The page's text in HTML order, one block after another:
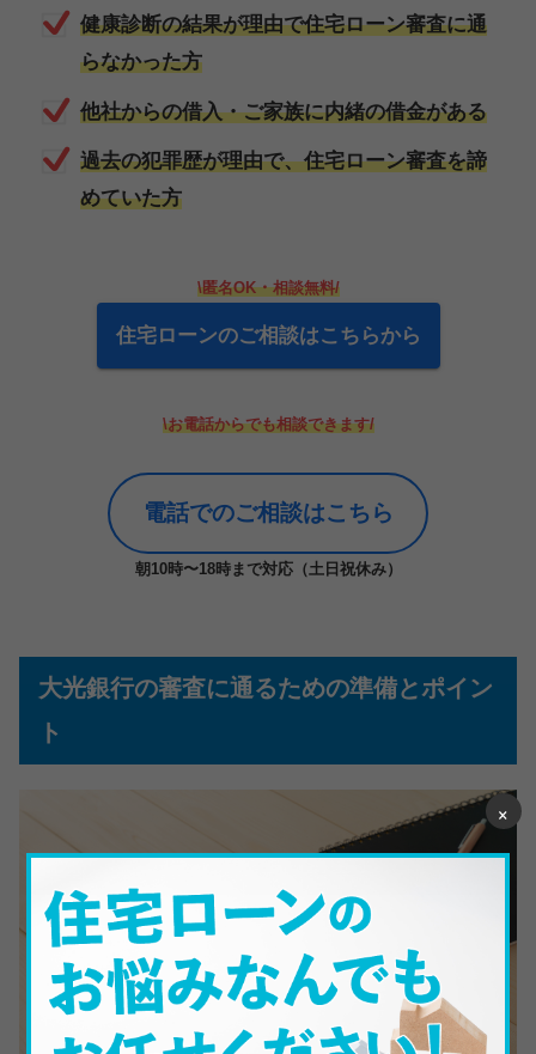
健康診断の結果が理由で住宅ローン審査に通
らなかった方
他社からの借入・ご家族に内緒の借金がある
過去の犯罪歴が理由で、住宅ローン審査を諦
めていた方
\匿名OK・相談無料/
住宅ローンのご相談はこちらから
\お電話からでも相談できます/
電話でのご相談はこちら
朝10時〜18時まで対応（土日祝休み）
大光銀行の審査に通るための準備とポイン
ト
×